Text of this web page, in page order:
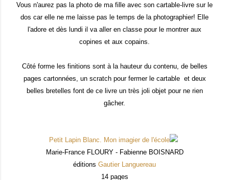
Vous n'aurez pas la photo de ma fille avec son cartable-livre sur le
dos car elle ne me laisse pas le temps de la photographier! Elle
l'adore et dès lundi il va aller en classe pour le montrer aux
copines et aux copains.
Côté forme les finitions sont à la hauteur du contenu, de belles
pages cartonnées, un scratch pour fermer le cartable et deux
belles bretelles font de ce livre un très joli objet pour ne rien
gâcher.
Petit Lapin Blanc. Mon imagier de l'école
Marie-France FLOURY - Fabienne BOISNARD
éditions Gautier Languereau
14 pages